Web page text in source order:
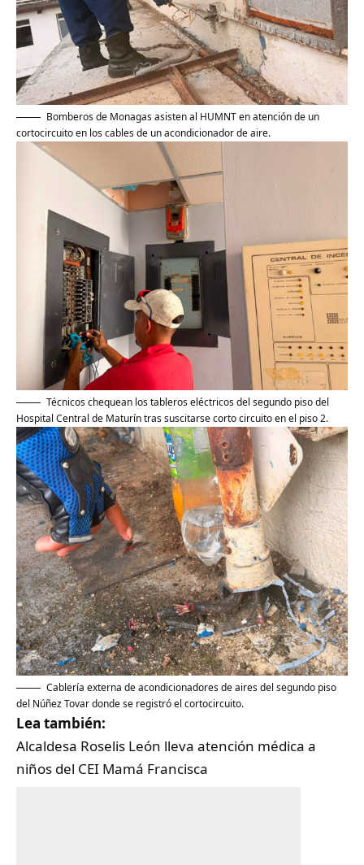
Bomberos de Monagas asisten al HUMNT en atención de un
cortocircuito en los cables de un acondicionador de aire.
Técnicos chequean los tableros eléctricos del segundo piso del
Hospital Central de Maturín tras suscitarse corto circuito en el piso 2.
Cablería externa de acondicionadores de aires del segundo piso
del Núñez Tovar donde se registró el cortocircuito.
Lea también:
Alcaldesa Roselis León lleva atención médica a
niños del CEI Mamá Francisca